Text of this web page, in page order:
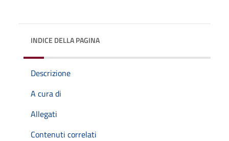
INDICE DELLA PAGINA
Descrizione
A cura di
Allegati
Contenuti correlati